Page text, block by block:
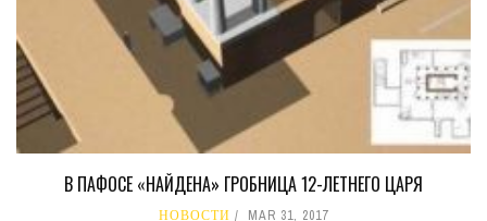
В ПАФОСЕ «НАЙДЕНА» ГРОБНИЦА 12-ЛЕТНЕГО ЦАРЯ
НОВОСТИ MAR 31, 2017